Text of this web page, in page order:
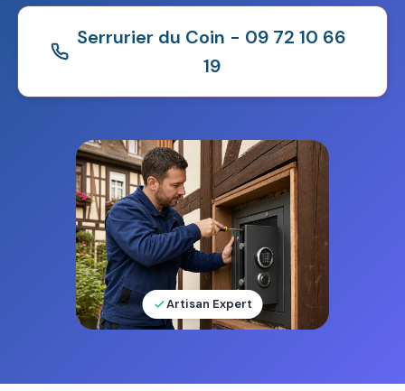
Serrurier du Coin - 09 72 10 66
19
Artisan Expert